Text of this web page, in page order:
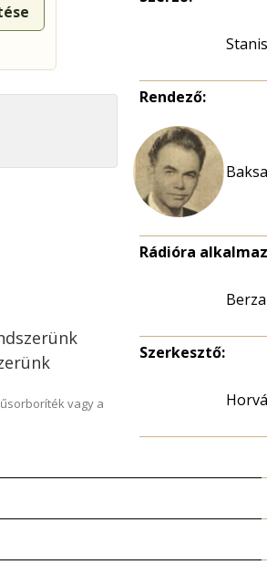
vagy a
Rendező:
Rádióra
Szerkesztő: